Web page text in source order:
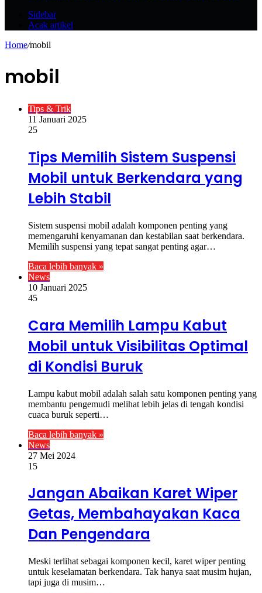
Sidebar
Acak artikel
Home/mobil
mobil
Tips & Trik
11 Januari 2025
25
Tips Memilih Sistem Suspensi
Mobil untuk Berkendara yang
Lebih Stabil
Sistem suspensi mobil adalah komponen penting yang
memengaruhi kenyamanan dan kestabilan saat berkendara.
Memilih suspensi yang tepat sangat penting agar…
Baca lebih banyak »
News
10 Januari 2025
45
Cara Memilih Lampu Kabut
Mobil untuk Visibilitas Optimal
di Kondisi Buruk
Lampu kabut mobil adalah salah satu komponen penting yang
membantu pengemudi melihat lebih jelas di tengah kondisi
cuaca buruk seperti…
Baca lebih banyak »
News
27 Mei 2024
15
Jangan Abaikan Karet Wiper
Getas, Membahayakan Kaca
Dan Pengendara
Meski terlihat sebagai komponen kecil, karet wiper penting
untuk keselamatan berkendara. Tak hanya saat musim hujan,
tapi juga di musim…